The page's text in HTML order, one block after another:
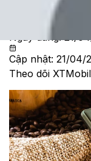
Cam Ngoan
Ngày đăng:21/
Cập nhật: 21/04/
Theo dõi